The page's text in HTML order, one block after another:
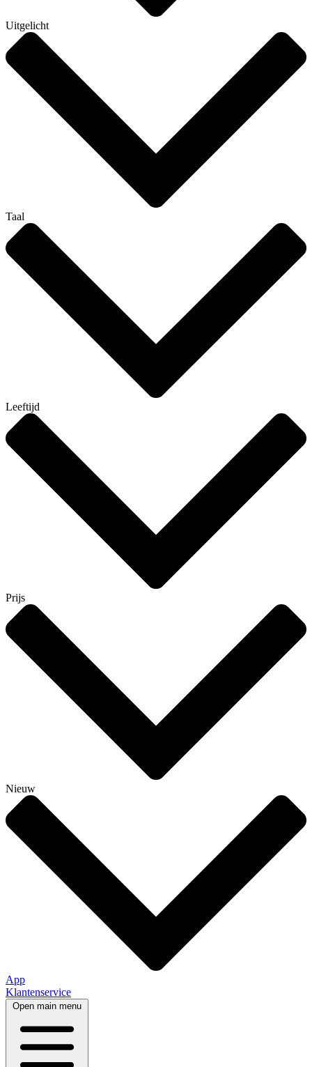
Uitgelicht
Taal
Leeftijd
Prijs
Nieuw
App
Klantenservice
Open main menu